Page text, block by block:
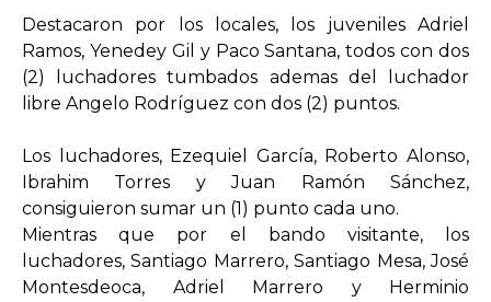
Destacaron por los locales, los juveniles Adriel
Ramos, Yenedey Gil y Paco Santana, todos con dos
(2) luchadores tumbados ademas del luchador
libre Angelo Rodríguez con dos (2) puntos.
Los luchadores, Ezequiel García, Roberto Alonso,
Ibrahim Torres y Juan Ramón Sánchez,
consiguieron sumar un (1) punto cada uno.
Mientras que por el bando visitante, los
luchadores, Santiago Marrero, Santiago Mesa, José
Montesdeoca, Adriel Marrero y Herminio